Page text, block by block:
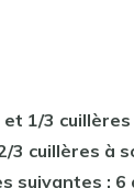
et 1/3 cuillères
cuillères à
suivantes :